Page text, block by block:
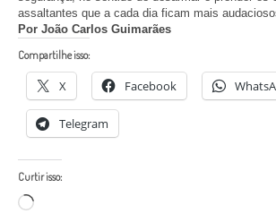
assaltantes que a cada dia ficam mais
Por João Carlos Guimarães
Compartilhe isso:
X Facebook
Telegram
Curtir isso:
Carregando...